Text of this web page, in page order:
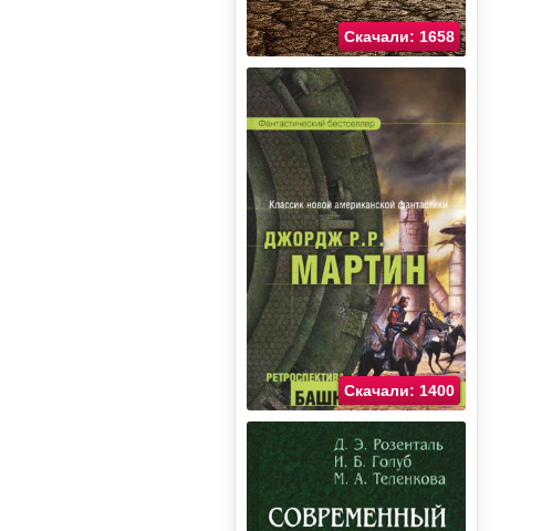
Скачали: 1658
Скачали: 1400